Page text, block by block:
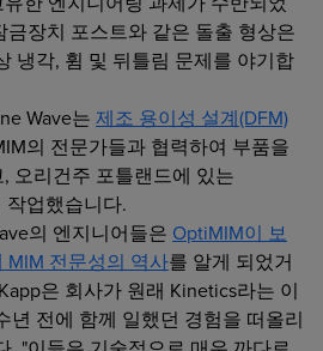
금장치 포스트와 같은 돌출 형상은
냉각, 휨 및 뒤틀림 문제를 야기합
Wave는 제조 용이성 설계(DFM)
의 전문가들과 협력하여 부품을
오리건주 포틀랜드에 있는
작업했습니다.
의 엔지니어들은 OptiMIM이 보
MIM 전문성의 역사를 알게 되었거
은 회사가 원래 Kinetics라는 이
년 전에 함께 일했던 경험을 떠올리